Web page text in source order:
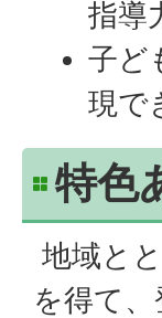
指導
子ど
現で
特色
地域と
を得て